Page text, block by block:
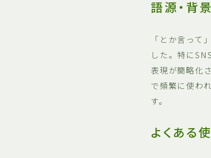
語源・背景
「とか言って
した。特に
表現が簡略化
で頻繁に使わ
す。
よくある